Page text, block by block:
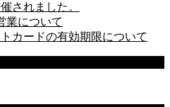
されました。
業について
カードの有効期限について